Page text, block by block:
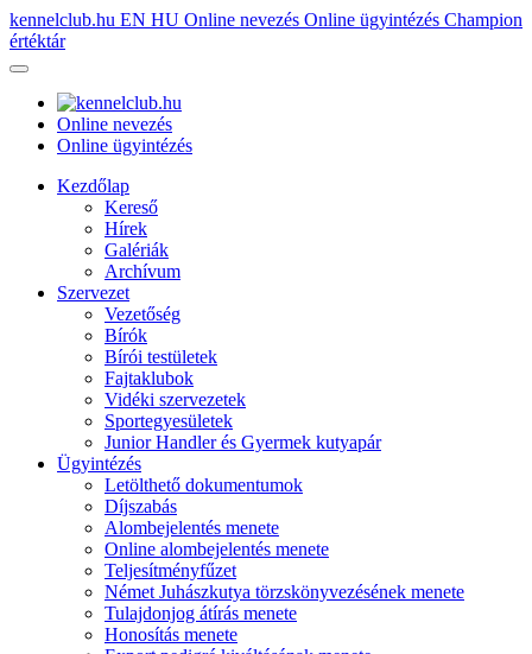
kennelclub.hu EN HU Online nevezés Online ügyintézés Champion
értéktár
Online nevezés
Online ügyintézés
Kezdőlap
Kereső
Hírek
Galériák
Archívum
Szervezet
Vezetőség
Bírók
Bírói testületek
Fajtaklubok
Vidéki szervezetek
Sportegyesületek
Junior Handler és Gyermek kutyapár
Ügyintézés
Letölthető dokumentumok
Díjszabás
Alombejelentés menete
Online alombejelentés menete
Teljesítményfűzet
Német Juhászkutya törzskönyvezésének menete
Tulajdonjog átírás menete
Honosítás menete